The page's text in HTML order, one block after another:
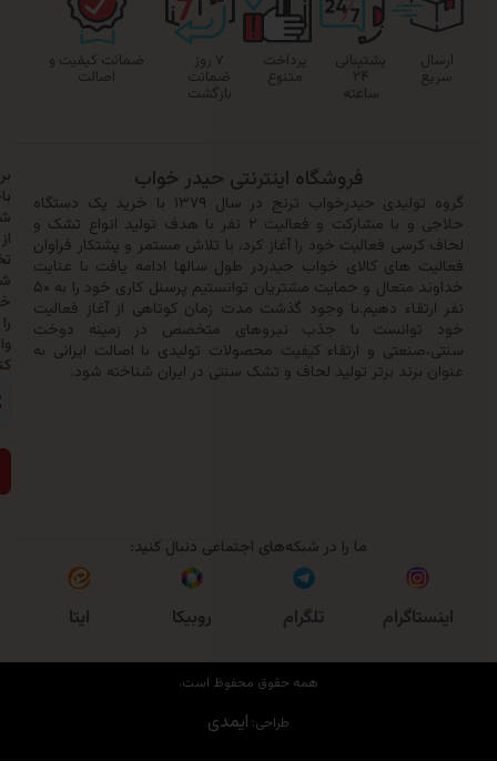
پشتیبانی
۲۴
پرداخت
متنوع
۷ روز
ضمانت
ضمانت کیفیت و
اصالت
فروشگاه اینترنتی حیدر خواب
گروه تولیدی حیدرخواب ترنج در سال ۱۳۷۹ با خرید یک دستگاه
حلاجی و با مشارکت و فعالیت ۲ نفر با هدف تولید انواع تشک و
فعالیت خود را آغاز کرد، با تلاش مستمر و پشتکار فراوان
های کالای خواب حیدردر طول سالها ادامه یافت با عنایت
خداوند متعال و حمایت مشتریان توانستیم پرسنل کاری خود را به ۵۰
دهیم.با وجود گذشت مدت زمان کوتاهی از آغاز فعالیت
با جذب نیروهای متخصص در زمینه دوخت
و ارتقاء کیفیت محصولات تولیدی با اصالت ایرانی به
برتر تولید لحاف و تشک سنتی در ایران شناخته شود.
باخبر
شدن
از
تخفیف‌ها
شماره
خود
وارد
کنید:
ما را در شبکه‌های اجتماعی دنبال کنید:
تلگرام روبیکا
همه حقوق محفوظ است.
ایمدی